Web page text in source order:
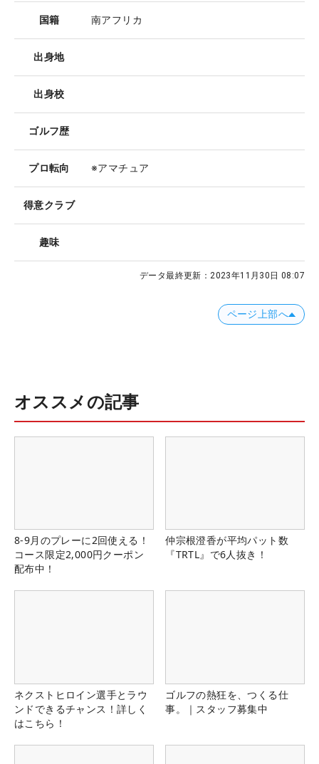
国籍 南アフリカ
出身地
出身校
ゴルフ歴
プロ転向 ※アマチュア
得意クラブ
趣味
データ最終更新：2023年11月30日 08:07
ページ上部へ
オススメの記事
8-9月のプレーに2回使える！
コース限定2,000円クーポン
配布中！
仲宗根澄香が平均パット数
『TRTL』で6人抜き！
ネクストヒロイン選手とラウ
ンドできるチャンス！詳しく
はこちら！
ゴルフの熱狂を、つくる仕
事。｜スタッフ募集中